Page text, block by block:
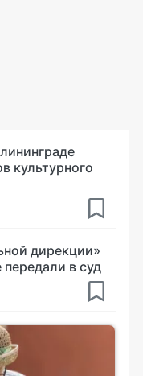
культурного
дирекции»
в суд